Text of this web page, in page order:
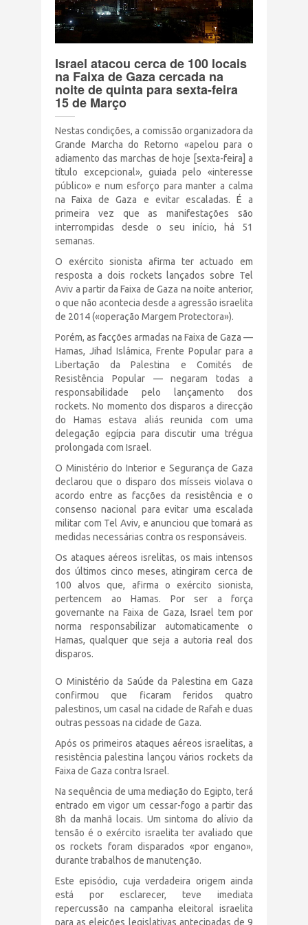
Terrorismo Israelense
AÇÕES
Clube Brasil Palestina
Doe
Eventos
Junte-se a nós
CONTATO
Israel atacou cerca de 100 locais
na Faixa de Gaza cercada na
noite de quinta para sexta-feira
15 de Março
Nestas condições, a comissão organizadora da
Grande Marcha do Retorno «apelou para o
adiamento das marchas de hoje [sexta-feira] a
título excepcional», guiada pelo «interesse
público» e num esforço para manter a calma
na Faixa de Gaza e evitar escaladas. É a
primeira vez que as manifestações são
interrompidas desde o seu início, há 51
semanas.
O exército sionista afirma ter actuado em
resposta a dois rockets lançados sobre Tel
Aviv a partir da Faixa de Gaza na noite anterior,
o que não acontecia desde a agressão israelita
de 2014 («operação Margem Protectora»).
Porém, as facções armadas na Faixa de Gaza —
Hamas, Jihad Islâmica, Frente Popular para a
Libertação da Palestina e Comités de
Resistência Popular — negaram todas a
responsabilidade pelo lançamento dos
rockets. No momento dos disparos a direcção
do Hamas estava aliás reunida com uma
delegação egípcia para discutir uma trégua
prolongada com Israel.
O Ministério do Interior e Segurança de Gaza
declarou que o disparo dos mísseis violava o
acordo entre as facções da resistência e o
consenso nacional para evitar uma escalada
militar com Tel Aviv, e anunciou que tomará as
medidas necessárias contra os responsáveis.
Os ataques aéreos isrelitas, os mais intensos
dos últimos cinco meses, atingiram cerca de
100 alvos que, afirma o exército sionista,
pertencem ao Hamas. Por ser a força
governante na Faixa de Gaza, Israel tem por
norma responsabilizar automaticamente o
Hamas, qualquer que seja a autoria real dos
disparos.
O Ministério da Saúde da Palestina em Gaza
confirmou que ficaram feridos quatro
palestinos, um casal na cidade de Rafah e duas
outras pessoas na cidade de Gaza.
Após os primeiros ataques aéreos israelitas, a
resistência palestina lançou vários rockets da
Faixa de Gaza contra Israel.
Na sequência de uma mediação do Egipto, terá
entrado em vigor um cessar-fogo a partir das
8h da manhã locais. Um sintoma do alívio da
tensão é o exército israelita ter avaliado que
os rockets foram disparados «por engano»,
durante trabalhos de manutenção.
Este episódio, cuja verdadeira origem ainda
está por esclarecer, teve imediata
repercussão na campanha eleitoral israelita
para as eleições legislativas antecipadas de 9